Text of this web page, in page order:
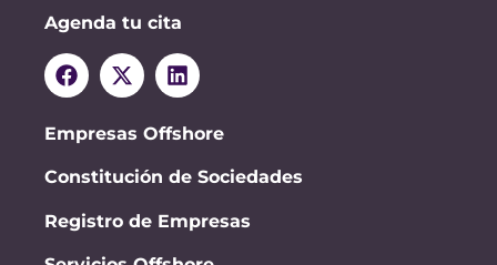
Agenda tu cita
Empresas Offshore
Constitución de Sociedades
Registro de Empresas